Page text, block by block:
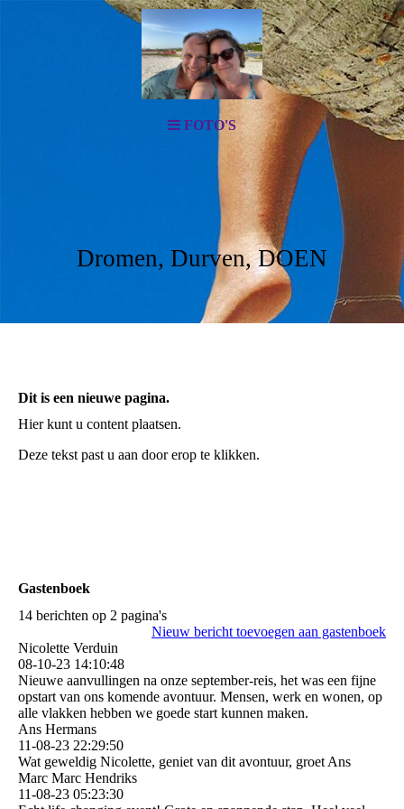
FOTO'S
Dromen, Durven, DOEN
Dit is een nieuwe pagina.
Hier kunt u content plaatsen.
Deze tekst past u aan door erop te klikken.
Gastenboek
14 berichten op 2 pagina's
Nieuw bericht toevoegen aan gastenboek
Nicolette Verduin
08-10-23 14:10:48
Nieuwe aanvullingen na onze september-reis, het was een fijne
opstart van ons komende avontuur. Mensen, werk en wonen, op
alle vlakken hebben we goede start kunnen maken.
Ans Hermans
11-08-23 22:29:50
Wat geweldig Nicolette, geniet van dit avontuur, groet Ans
Marc Marc Hendriks
11-08-23 05:23:30